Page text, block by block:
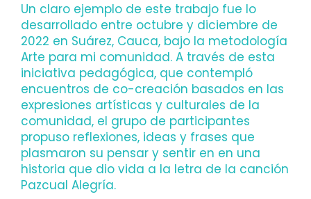
Un claro ejemplo de este trabajo fue lo
desarrollado entre octubre y diciembre de
2022 en Suárez, Cauca, bajo la metodología
Arte para mi comunidad. A través de esta
iniciativa pedagógica, que contempló
encuentros de co-creación basados en las
expresiones artísticas y culturales de la
comunidad, el grupo de participantes
propuso reflexiones, ideas y frases que
plasmaron su pensar y sentir en en una
historia que dio vida a la letra de la canción
Pazcual Alegría.